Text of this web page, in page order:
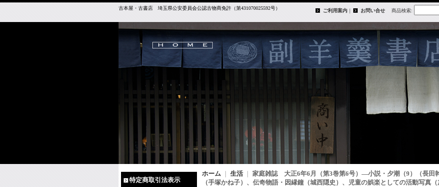
古本屋・古書店 埼玉県公安委員会公認古物商免許（第431070025592号） ご利用案内｜ お問い合せ 商品検索:
特定商取引法表示
ホーム 生活｜ 家庭雑誌 大正6年6月（第3巻第6号）―小説・夕潮（9）（長田
（手塚かね子）、伝奇物語・因縁鐘（城西隠史）、児童の娯楽としての活動写真